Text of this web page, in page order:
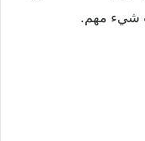
شيء مهم.